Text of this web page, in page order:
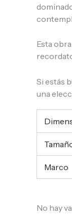
Esta
Si estás
una
Marco
No hay